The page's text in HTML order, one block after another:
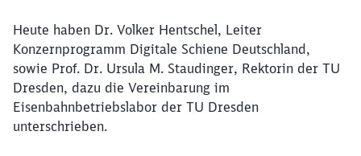
Heute haben Dr. Volker Hentschel, Leiter
Konzernprogramm Digitale Schiene Deutschland,
sowie Prof. Dr. Ursula M. Staudinger, Rektorin der TU
Dresden, dazu die Vereinbarung im
Eisenbahnbetriebslabor der TU Dresden
unterschrieben.